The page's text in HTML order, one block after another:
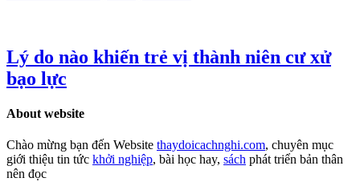
Lý do nào khiến trẻ vị thành niên cư xử
bạo lực
About website
Chào mừng bạn đến Website thaydoicachnghi.com, chuyên mục
giới thiệu tin tức khởi nghiệp, bài học hay, sách phát triển bản thân
nên đọc